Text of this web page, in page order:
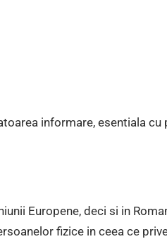
informare, esentiala cu
Europene, deci si in
fizice in ceea ce